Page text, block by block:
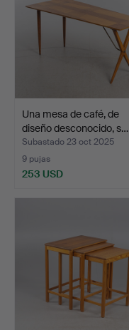
Una mesa de café, de
diseño desconocido, s…
Subastado 23 oct 2025
9 pujas
253 USD